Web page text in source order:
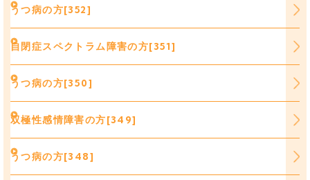
うつ病の方[352]
自閉症スペクトラム障害の方[351]
うつ病の方[350]
双極性感情障害の方[349]
うつ病の方[348]